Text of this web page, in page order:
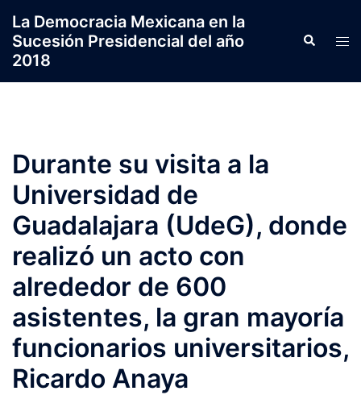
contenido
La Democracia Mexicana en la
Sucesión Presidencial del año
2018
Search
Durante su visita a la
Universidad de
Guadalajara (UdeG), donde
realizó un acto con
alrededor de 600
asistentes, la gran mayoría
funcionarios universitarios,
Ricardo Anaya